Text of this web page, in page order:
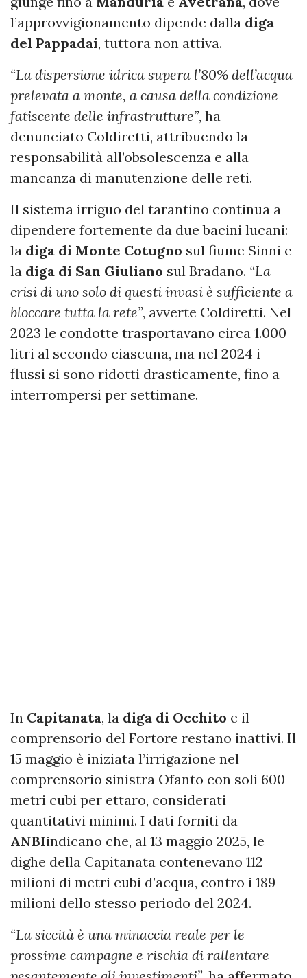
l’approvvigionamento dipende dalla diga
del Pappadai, tuttora non attiva.
“La dispersione idrica supera l’80% dell’acqua
prelevata a monte, a causa della condizione
fatiscente delle infrastrutture”, ha
denunciato Coldiretti, attribuendo la
responsabilità all’obsolescenza e alla
mancanza di manutenzione delle reti.
Il sistema irriguo del tarantino continua a
dipendere fortemente da due bacini lucani:
la diga di Monte Cotugno sul fiume Sinni e
la diga di San Giuliano sul Bradano. “La
crisi di uno solo di questi invasi è sufficiente a
bloccare tutta la rete”, avverte Coldiretti. Nel
2023 le condotte trasportavano circa 1.000
litri al secondo ciascuna, ma nel 2024 i
flussi si sono ridotti drasticamente, fino a
interrompersi per settimane.
In Capitanata, la diga di Occhito e il
comprensorio del Fortore restano inattivi. Il
15 maggio è iniziata l’irrigazione nel
comprensorio sinistra Ofanto con soli 600
metri cubi per ettaro, considerati
quantitativi minimi. I dati forniti da
ANBIindicano che, al 13 maggio 2025, le
dighe della Capitanata contenevano 112
milioni di metri cubi d’acqua, contro i 189
milioni dello stesso periodo del 2024.
“La siccità è una minaccia reale per le
prossime campagne e rischia di rallentare